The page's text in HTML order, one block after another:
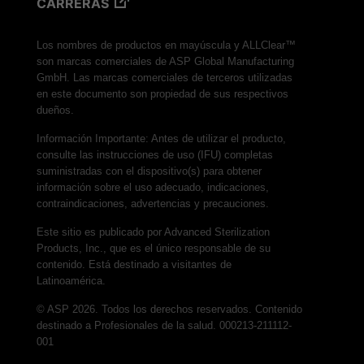
Chemical Indicator
Chemical Indicator Strip
VERISURE™ EO Type 4 Multi-Variable Chemical
Indicator Strip (200 x 15 mm)
VERISURE™ Steam Type 5 Ink Integrator
VERISURE™ Ultrasonic Cavitation Test
VERISURE™ Wash & Ultrasonic Test
BIOTRACE™ Protein Pen Test System
Los nombres de productos en mayúscula y ALLClear™
son marcas comerciales de ASP Global Manufacturing
GmbH. Las marcas comerciales de terceros utilizadas
en este documento son propiedad de sus respectivos
dueños.
Información Importante: Antes de utilizar el producto,
consulte las instrucciones de uso (IFU) completas
suministradas con el dispositivo(s) para obtener
información sobre el uso adecuado, indicaciones,
contraindicaciones, advertencias y precauciones.
Este sitio es publicado por Advanced Sterilization
Products, Inc., que es el único responsable de su
contenido. Está destinado a visitantes de
Latinoamérica.
© ASP 2026. Todos los derechos reservados. Contenido
destinado a Profesionales de la salud. 000213-211112-
001